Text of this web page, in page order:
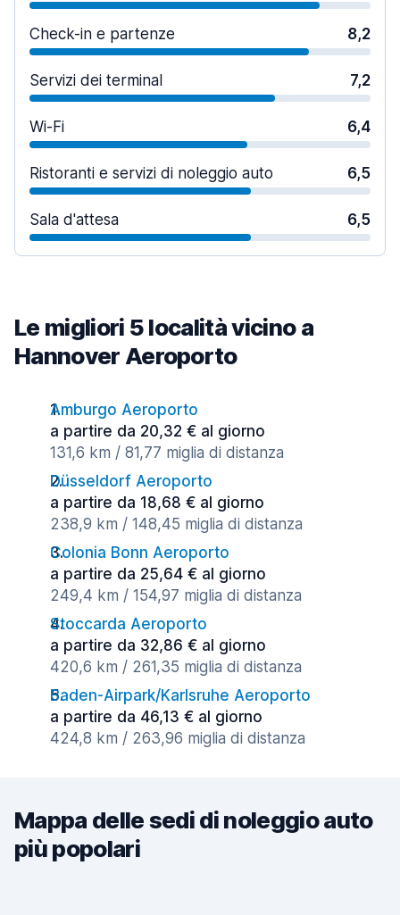
Check-in e partenze 8,2
Servizi dei terminal 7,2
Wi-Fi 6,4
Ristoranti e servizi di noleggio auto 6,5
Sala d'attesa 6,5
Le migliori 5 località vicino a
Hannover Aeroporto
Amburgo Aeroporto
a partire da 20,32 € al giorno
131,6 km / 81,77 miglia di distanza
Düsseldorf Aeroporto
a partire da 18,68 € al giorno
238,9 km / 148,45 miglia di distanza
Colonia Bonn Aeroporto
a partire da 25,64 € al giorno
249,4 km / 154,97 miglia di distanza
Stoccarda Aeroporto
a partire da 32,86 € al giorno
420,6 km / 261,35 miglia di distanza
Baden-Airpark/Karlsruhe Aeroporto
a partire da 46,13 € al giorno
424,8 km / 263,96 miglia di distanza
Mappa delle sedi di noleggio auto
più popolari